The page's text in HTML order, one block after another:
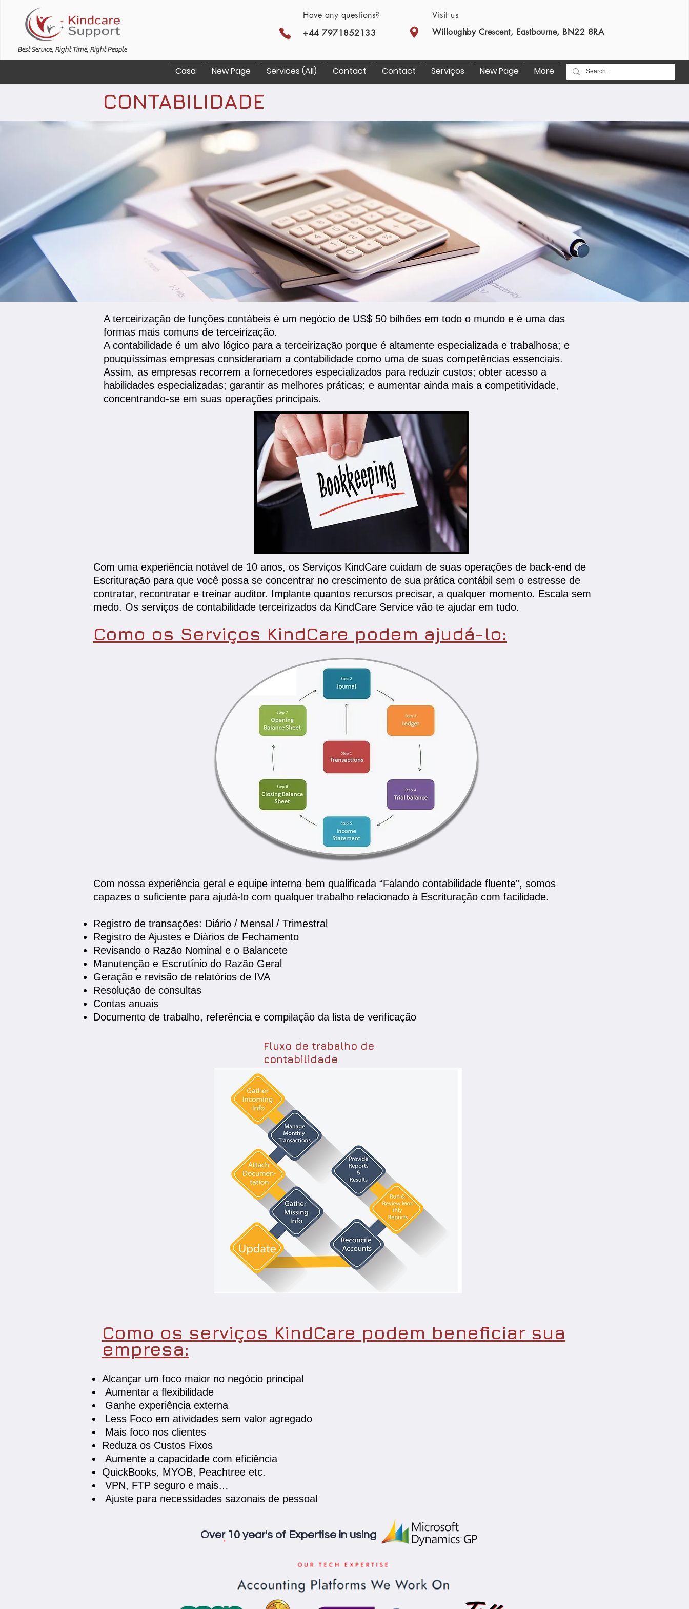
Best Service, Right Time, Right People
Visit us
Have any questions?
Willoughby Crescent, Eastbourne, BN22 8RA
+44 7971852133
Casa New Page Services (All) Contact Contact Serviços New Page More
CONTABILIDADE
A terceirização de funções contábeis é um negócio de US$ 50 bilhões em todo o mundo e é uma das
formas mais comuns de terceirização.
A contabilidade é um alvo lógico para a terceirização porque é altamente especializada e trabalhosa; e
pouquíssimas empresas considerariam a contabilidade como uma de suas competências essenciais.
Assim, as empresas recorrem a fornecedores especializados para reduzir custos; obter acesso a
habilidades especializadas; garantir as melhores práticas; e aumentar ainda mais a competitividade,
concentrando-se em suas operações principais.
Com uma experiência notável de 10 anos, os Serviços KindCare cuidam de suas operações de back-end de
Escrituração para que você possa se concentrar no crescimento de sua prática contábil sem o estresse de
contratar, recontratar e treinar auditor. Implante quantos recursos precisar, a qualquer momento. Escala sem
medo. Os serviços de contabilidade terceirizados da KindCare Service vão te ajudar em tudo.
Como os Serviços KindCare podem ajudá-lo:
Com nossa experiência geral e equipe interna bem qualificada “Falando contabilidade fluente”, somos
capazes o suficiente para ajudá-lo com qualquer trabalho relacionado à Escrituração com facilidade.
Registro de transações: Diário / Mensal / Trimestral
Registro de Ajustes e Diários de Fechamento
Revisando o Razão Nominal e o Balancete
Manutenção e Escrutínio do Razão Geral
Geração e revisão de relatórios de IVA
Resolução de consultas
Contas anuais
Documento de trabalho, referência e compilação da lista de verificação
Fluxo de trabalho de
contabilidade
Como os serviços KindCare podem beneficiar sua
empresa:
Alcançar um foco maior no negócio principal
Aumentar a flexibilidade
Ganhe experiência externa
Less Foco em atividades sem valor agregado
Mais foco nos clientes
Reduza os Custos Fixos
Aumente a capacidade com eficiência
QuickBooks, MYOB, Peachtree etc.
VPN, FTP seguro e mais…
Ajuste para necessidades sazonais de pessoal
Over 10 year's of Expertise in using